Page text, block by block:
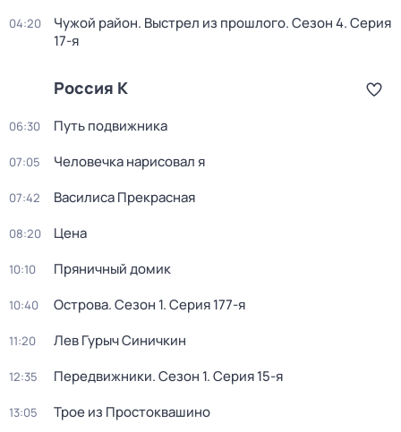
04:20 Чужой район. Выстрел из прошлого. Сезон 4. Серия
17-я
Россия К
06:30 Путь подвижника
07:05 Человечка нарисовал я
07:42 Василиса Прекрасная
08:20 Цена
10:10 Пряничный домик
10:40 Острова. Сезон 1. Серия 177-я
11:20 Лев Гурыч Синичкин
12:35 Передвижники. Сезон 1. Серия 15-я
13:05 Трое из Простоквашино